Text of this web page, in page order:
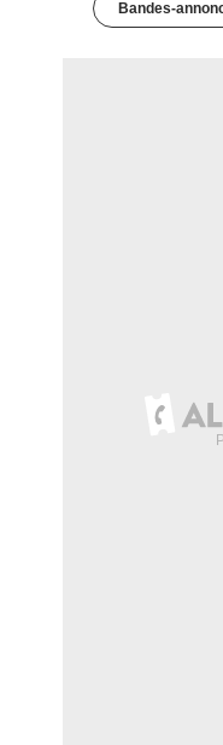
Bandes-